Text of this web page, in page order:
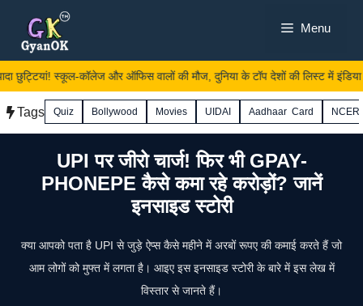
content
Menu
छुट्टियां! स्कूल-कॉलेज और ऑफिस वालों की मौज, दुनिया के टॉप देशों की लिस्ट में इंडिया
Tags Quiz Bollywood Movies UIDAI Aadhaar Card
UPI पर जीरो चार्ज! फिर भी GPAY-
PHONEPE कैसे कमा रहे करोड़ों? जानें
इनसाइड स्टोरी
क्या आपको पता है UPI से जुड़े ऐप्स कैसे महीने में अरबों रूपए की कमाई करते हैं जो
आम लोगों को मुफ्त में लगता है। आइए इस इनसाइड स्टोरी के बारे में इस लेख में
विस्तार से जानते हैं।